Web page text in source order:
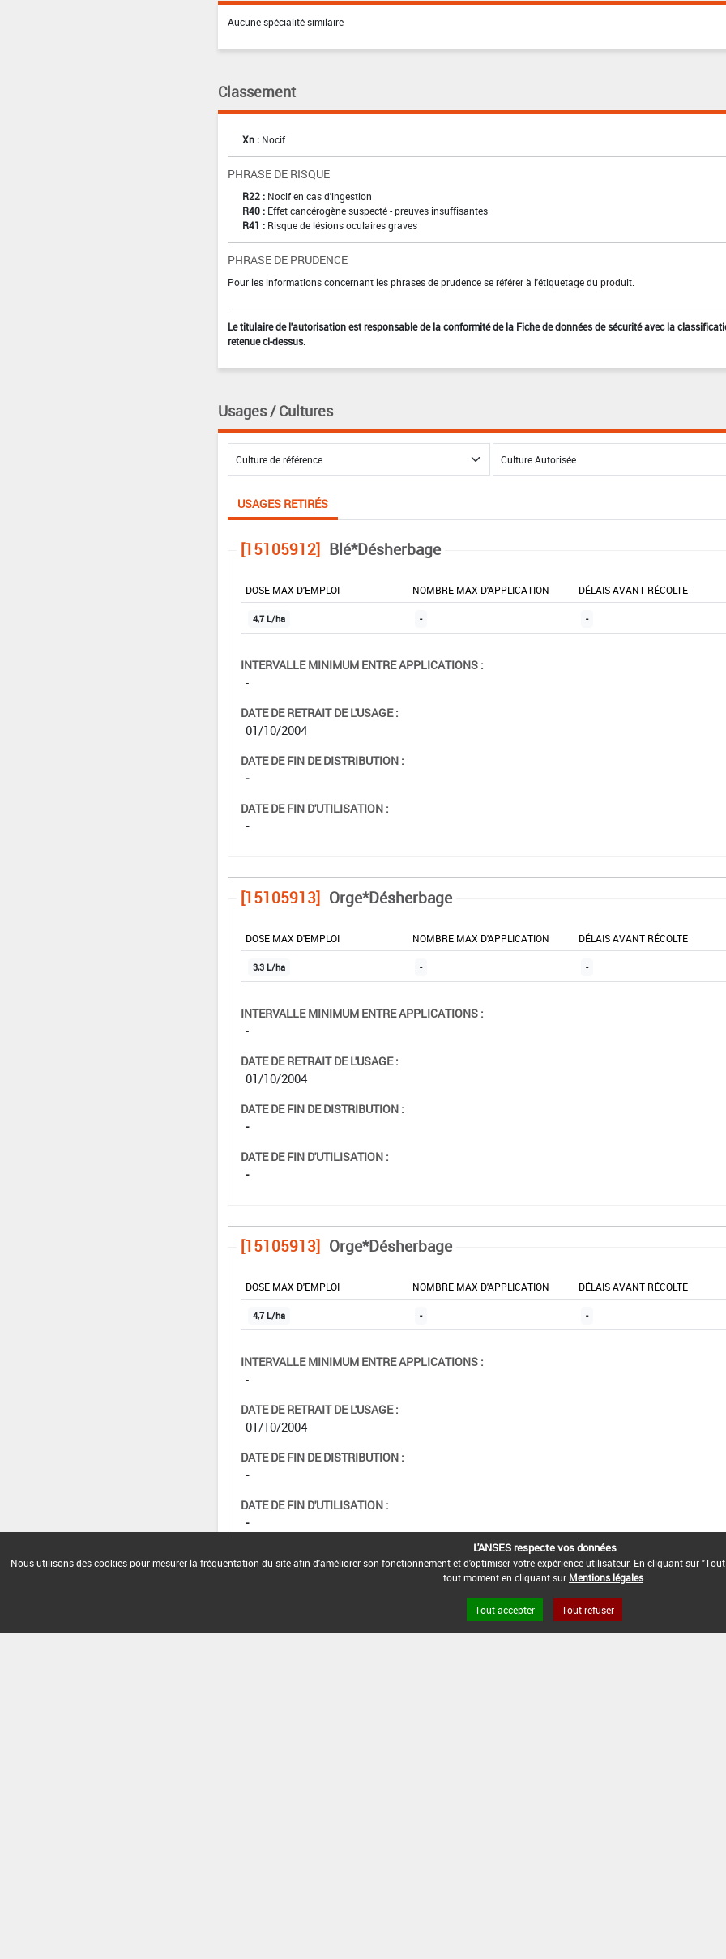
Aucune spécialité similaire
Classement
Xn : Nocif
PHRASE DE RISQUE
R22 : Nocif en cas d'ingestion
R40 : Effet cancérogène suspecté - preuves insuffisantes
R41 : Risque de lésions oculaires graves
PHRASE DE PRUDENCE
Pour les informations concernant les phrases de prudence se référer à l'étiquetage du produit.
Le titulaire de l'autorisation est responsable de la conformité de la Fiche de données de sécurité avec la
retenue ci-dessus.
Usages / Cultures
USAGES RETIRÉS
[15105912] Blé*Désherbage
DOSE MAX D'EMPLOI NOMBRE MAX D'APPLICATION DÉLAIS AVANT RÉCOLTE
4,7 L/ha - -
INTERVALLE MINIMUM ENTRE APPLICATIONS :
-
DATE DE RETRAIT DE L'USAGE :
01/10/2004
DATE DE FIN DE DISTRIBUTION :
-
DATE DE FIN D'UTILISATION :
-
[15105913] Orge*Désherbage
DOSE MAX D'EMPLOI NOMBRE MAX D'APPLICATION DÉLAIS AVANT RÉCOLTE
3,3 L/ha - -
INTERVALLE MINIMUM ENTRE APPLICATIONS :
-
DATE DE RETRAIT DE L'USAGE :
01/10/2004
DATE DE FIN DE DISTRIBUTION :
-
DATE DE FIN D'UTILISATION :
-
[15105913] Orge*Désherbage
DOSE MAX D'EMPLOI NOMBRE MAX D'APPLICATION DÉLAIS AVANT RÉCOLTE
4,7 L/ha - -
INTERVALLE MINIMUM ENTRE APPLICATIONS :
-
DATE DE RETRAIT DE L'USAGE :
01/10/2004
DATE DE FIN DE DISTRIBUTION :
-
DATE DE FIN D'UTILISATION :
-
L'ANSES respecte vos données
Nous utilisons des cookies pour mesurer la fréquentation du site afin d'améliorer son fonctionnement et d'optimiser votre expérience utilisateur. En cliquant sur
tout moment en cliquant sur Mentions légales
Tout accepter Tout refuser